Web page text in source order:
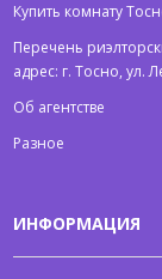
Купить комнату
Перечень
адрес: г. Тосно, ул.
Об агентстве
Разное
ИНФОРМАЦИЯ